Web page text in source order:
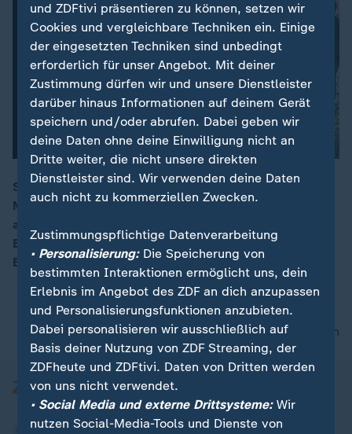
Seit ICE-Beamte eine protestierende Bürgerin in
Minneapolis erschossen, ist die Lage vor Ort
angespannt. Sowohl US-Präsident Trump als auch der
Bürgermeister beschuldigen sich jeweils der
Eskalation.
nach oben
und ZDFtivi präsentieren zu können, setzen wir
Cookies und vergleichbare Techniken ein. Einige
der eingesetzten Techniken sind unbedingt
erforderlich für unser Angebot. Mit deiner
Zustimmung dürfen wir und unsere Dienstleister
darüber hinaus Informationen auf deinem Gerät
speichern und/oder abrufen. Dabei geben wir
deine Daten ohne deine Einwilligung nicht an
Dritte weiter, die nicht unsere direkten
Dienstleister sind. Wir verwenden deine Daten
auch nicht zu kommerziellen Zwecken.
Zustimmungspflichtige Datenverarbeitung
• Personalisierung:Die Speicherung von
bestimmten Interaktionen ermöglicht uns, dein
Erlebnis im Angebot des ZDF an dich anzupassen
und Personalisierungsfunktionen anzubieten.
Dabei personalisieren wir ausschließlich auf
Basis deiner Nutzung von ZDF Streaming, der
ZDFheute und ZDFtivi. Daten von Dritten werden
von uns nicht verwendet.
• Social Media und externe Drittsysteme:Wir
nutzen Social-Media-Tools und Dienste von